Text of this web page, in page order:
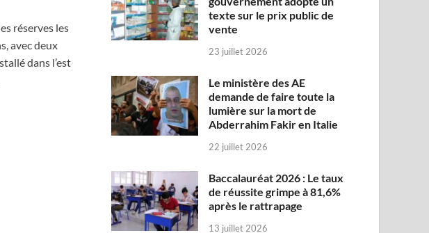
réserves les
avec deux
dans l’est
texte sur le prix public de
vente
23 juillet 2026
Le ministère des AE
demande de faire toute la
lumière sur la mort de
Abderrahim Fakir en Italie
22 juillet 2026
Baccalauréat 2026 : Le taux
de réussite grimpe à 81,6%
après le rattrapage
13 juillet 2026